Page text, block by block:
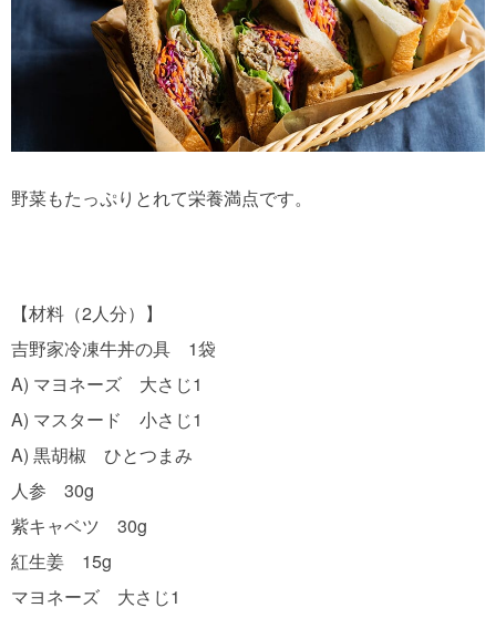
野菜もたっぷりとれて栄養満点です。
【材料（2人分）】
吉野家冷凍牛丼の具　1袋
A) マヨネーズ　大さじ1
A) マスタード　小さじ1
A) 黒胡椒　ひとつまみ
人参　30g
紫キャベツ　30g
紅生姜　15g
マヨネーズ　大さじ1